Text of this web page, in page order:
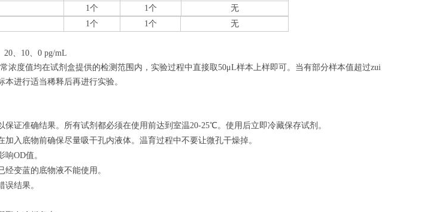
1个 1个
无
1个 1个
无
20、10、0 pg/mL
浓度值均在试剂盒提供的检测范围内，实验过程中直接取50μL样本上样即可。当有部分样本值超过zui
进行适当稀释后再进行实验。
保证准确结果。所有试剂都必须在使用前达到室温20-25℃。使用后立即冷藏保存试剂。
入底物前确保尽量吸干孔内液体。温育过程中不要让微孔干燥掉。
OD值。
变蓝的底物液不能使用。
结果。